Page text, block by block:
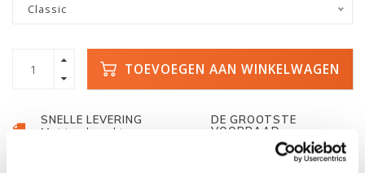
Classic
TOEVOEGEN AAN WINKELWAGEN
SNELLE LEVERING
Met track and trace
DE GROOTSTE
VOORRAAD
Duizenden kano's op